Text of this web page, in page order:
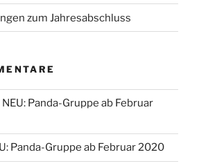
zum Jahresabschluss
NEU: Panda-Gruppe ab Februar
Panda-Gruppe ab Februar 2020